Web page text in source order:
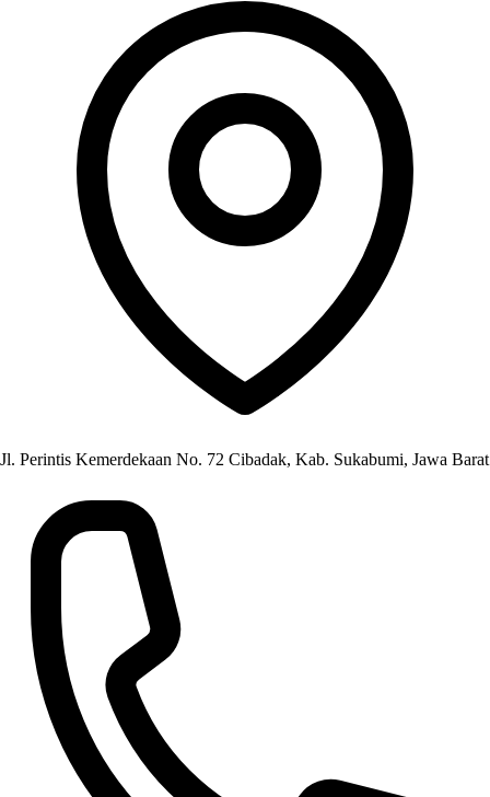
Jl. Perintis Kemerdekaan No. 72 Cibadak, Kab. Sukabumi, Jawa Barat